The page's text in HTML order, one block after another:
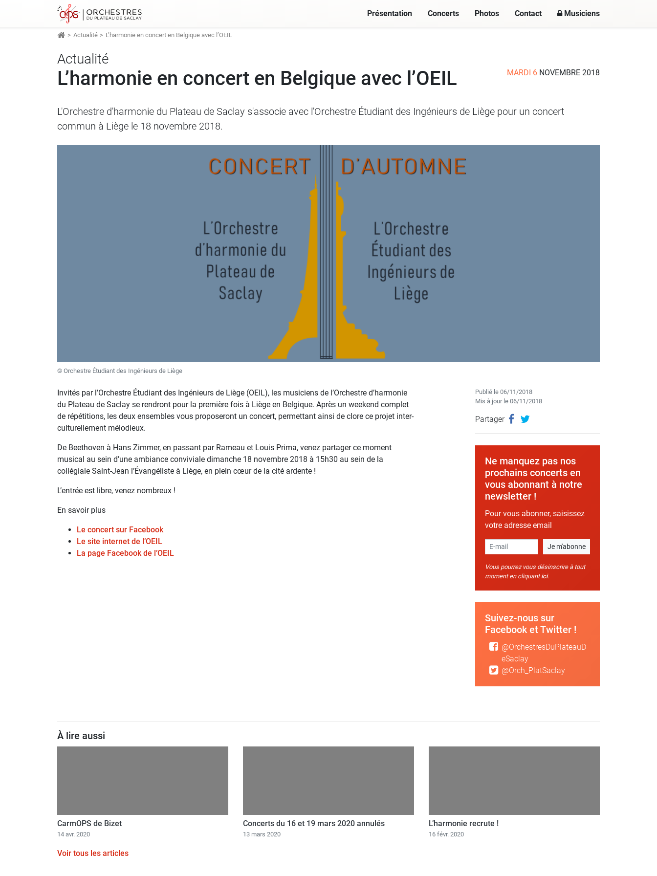
Présentation Concerts Photos Contact Musiciens
Actualité L’harmonie en concert en Belgique avec l’OEIL
Actualité
L’harmonie en concert en Belgique avec l’OEIL MARDI 6 NOVEMBRE 2018
L'Orchestre d'harmonie du Plateau de Saclay s'associe avec l'Orchestre Étudiant des Ingénieurs de Liège pour un concert
commun à Liège le 18 novembre 2018.
© Orchestre Étudiant des Ingénieurs de Liège
Invités par l’Orchestre Étudiant des Ingénieurs de Liège (OEIL), les musiciens de l’Orchestre d’harmonie
du Plateau de Saclay se rendront pour la première fois à Liège en Belgique. Après un weekend complet
de répétitions, les deux ensembles vous proposeront un concert, permettant ainsi de clore ce projet inter-
culturellement mélodieux.
De Beethoven à Hans Zimmer, en passant par Rameau et Louis Prima, venez partager ce moment
musical au sein d’une ambiance conviviale dimanche 18 novembre 2018 à 15h30 au sein de la
collégiale Saint-Jean l’Évangéliste à Liège, en plein cœur de la cité ardente !
L’entrée est libre, venez nombreux !
En savoir plus
Le concert sur Facebook
Le site internet de l’OEIL
La page Facebook de l’OEIL
Publié le 06/11/2018
Mis à jour le 06/11/2018
Partager
Ne manquez pas nos
prochains concerts en
vous abonnant à notre
newsletter !
Pour vous abonner, saisissez
votre adresse email
Email Je m'abonne
Vous pourrez vous désinscrire à tout
moment en cliquantici.
Suivez-nous sur
Facebook et Twitter !
@OrchestresDuPlateauD
eSaclay
@Orch_PlatSaclay
À lire aussi
CarmOPS de Bizet
14 avr. 2020
Concerts du 16 et 19 mars 2020 annulés
13 mars 2020
L’harmonie recrute !
16 févr. 2020
Voir tous les articles